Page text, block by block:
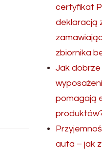
certyfikat
deklaracją
zbiornika
Jak
pomagają
auta – jak